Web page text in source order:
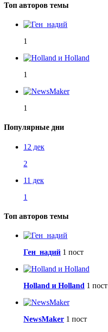
Топ авторов темы
1
1
1
Популярные дни
12 дек
2
11 дек
1
Топ авторов темы
Ген_надий 1 пост
Holland и Holland 1 пост
NewsMaker 1 пост